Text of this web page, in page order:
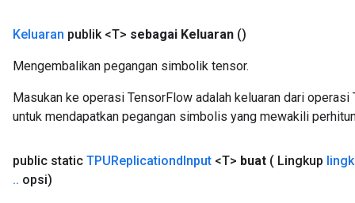
Keluaran publik <T> sebagai Keluaran ()
Mengembalikan pegangan simbolik tensor.
Masukan ke operasi TensorFlow adalah keluaran dari
untuk mendapatkan pegangan simbolis yang mewakili
public static TPUReplicationdInput <T> buat ( Lingkup
.. opsi)